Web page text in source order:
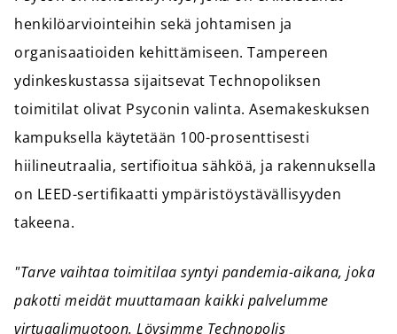
henkilöarviointeihin sekä johtamisen ja
organisaatioiden kehittämiseen. Tampereen
ydinkeskustassa sijaitsevat Technopoliksen
toimitilat olivat Psyconin valinta. Asemakeskuksen
kampuksella käytetään 100-prosenttisesti
hiilineutraalia, sertifioitua sähköä, ja rakennuksella
on LEED-sertifikaatti ympäristöystävällisyyden
takeena.
"Tarve vaihtaa toimitilaa syntyi pandemia-aikana, joka
pakotti meidät muuttamaan kaikki palvelumme
virtuaalimuotoon. Löysimme Technopolis